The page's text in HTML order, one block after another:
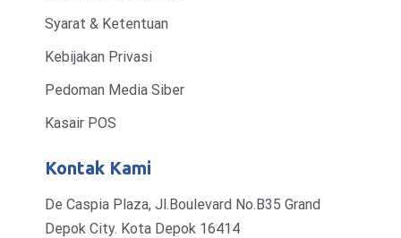
Syarat & Ketentuan
Kebijakan Privasi
Pedoman Media Siber
Kasair POS
Kontak Kami
De Caspia Plaza, Jl.Boulevard No.B35 Grand
Depok City. Kota Depok 16414